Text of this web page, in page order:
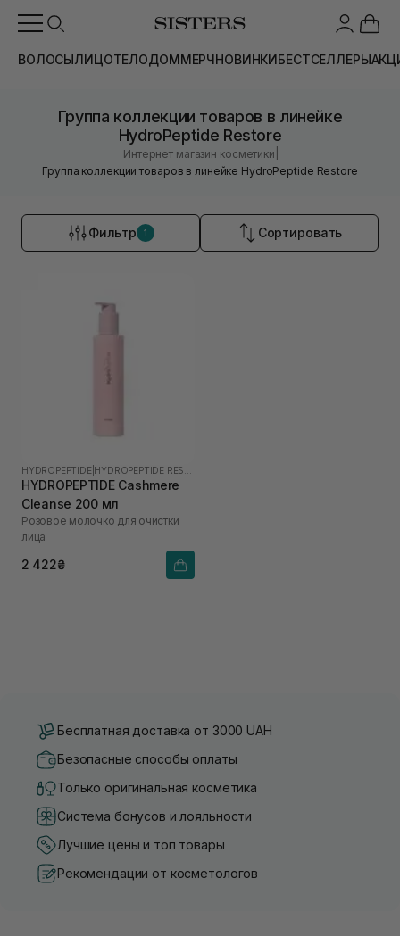
ВОЛОСЫЛИЦОТЕЛОДОММЕРЧНОВИНКИБЕСТСЕЛЛЕРЫ
Группа коллекции товаров в линейке
HydroPeptide Restore
Интернет магазин косметики
Группа коллекции товаров в линейке HydroPeptide Restore
Фильтр 1 Сортировать
HYDROPEPTIDE
HYDROPEPTIDE Cashmere
Cleanse 200 мл
Розовое молочко для очистки
лица
2 422₴
Бесплатная доставка от 3000 UAH
Безопасные способы оплаты
Только оригинальная косметика
Система бонусов и лояльности
Лучшие цены и топ товары
Рекомендации от косметологов